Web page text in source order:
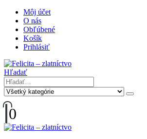
Môj účet
O nás
Obľúbené
Košík
Prihlásiť
Hľadať
0